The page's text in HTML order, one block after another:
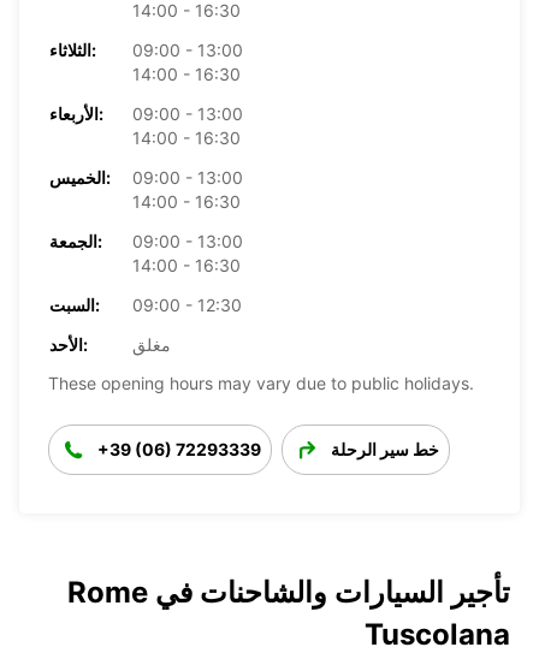
14:00 - 16:30
الثلاثاء:
09:00 - 13:00
14:00 - 16:30
الأربعاء:
09:00 - 13:00
14:00 - 16:30
الخميس:
09:00 - 13:00
14:00 - 16:30
الجمعة:
09:00 - 13:00
14:00 - 16:30
السبت:
09:00 - 12:30
الأحد:
مغلق
These opening hours may vary due to public holidays.
+39 (06) 72293339 خط سير الرحلة
تأجير السيارات والشاحنات في Rome
Tuscolana